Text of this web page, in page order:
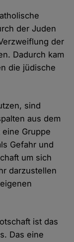
der Juden
der
Dadurch kam
die jüdische
sind
aus dem
Gruppe
Gefahr und
um sich
darzustellen
ist das
Das eine